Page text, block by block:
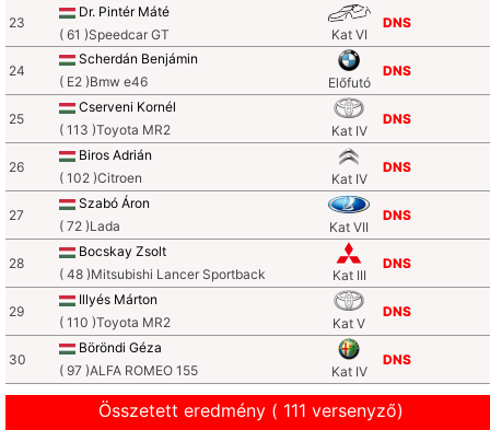
23
Dr. Pintér Máté
( 61 )Speedcar GT
Kat VI
DNS
24
Scherdán Benjámin
( E2 )Bmw e46
Előfutó
DNS
25
Cserveni Kornél
( 113 )Toyota MR2
Kat IV
DNS
26
Biros Adrián
( 102 )Citroen
Kat IV
DNS
27
Szabó Áron
( 72 )Lada
Kat VII
DNS
28
Bocskay Zsolt
( 48 )Mitsubishi Lancer Sportback
Kat III
DNS
29
Illyés Márton
( 110 )Toyota MR2
Kat V
DNS
30
Böröndi Géza
( 97 )ALFA ROMEO 155
Kat IV
DNS
Összetett eredmény ( 111 versenyző)